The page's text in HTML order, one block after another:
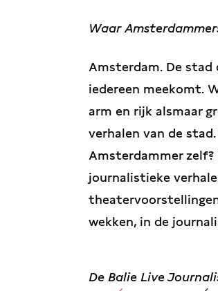
Waar
Amsterdam. De stad
iedereen meekomt.
arm en rijk alsmaar
verhalen van de
Amsterdammer
journalistieke
wekken, in de
De Balie Live